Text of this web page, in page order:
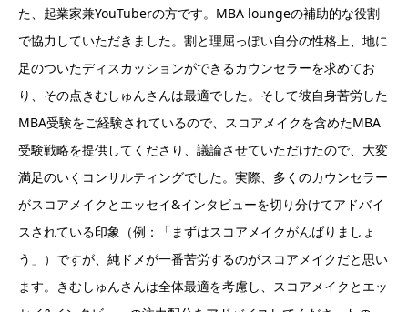
た、起業家兼YouTuberの方です。MBA loungeの補助的な役割
で協力していただきました。割と理屈っぽい自分の性格上、地に
足のついたディスカッションができるカウンセラーを求めてお
り、その点きむしゅんさんは最適でした。そして彼自身苦労した
MBA受験をご経験されているので、スコアメイクを含めたMBA
受験戦略を提供してくださり、議論させていただけたので、大変
満足のいくコンサルティングでした。実際、多くのカウンセラー
がスコアメイクとエッセイ&インタビューを切り分けてアドバイ
スされている印象（例：「まずはスコアメイクがんばりましょ
う」）ですが、純ドメが一番苦労するのがスコアメイクだと思い
ます。きむしゅんさんは全体最適を考慮し、スコアメイクとエッ